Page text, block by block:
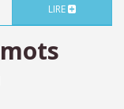
LIRE